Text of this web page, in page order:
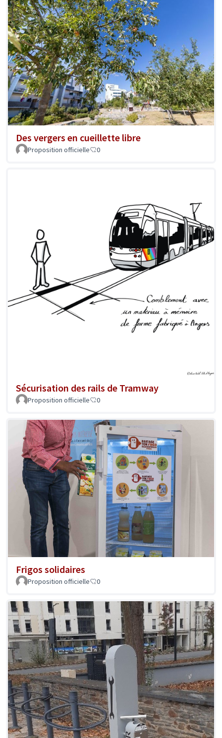
Des vergers en cueillette libre
Proposition officielle 0
Sécurisation des rails de Tramway
Proposition officielle 0
Frigos solidaires
Proposition officielle 0